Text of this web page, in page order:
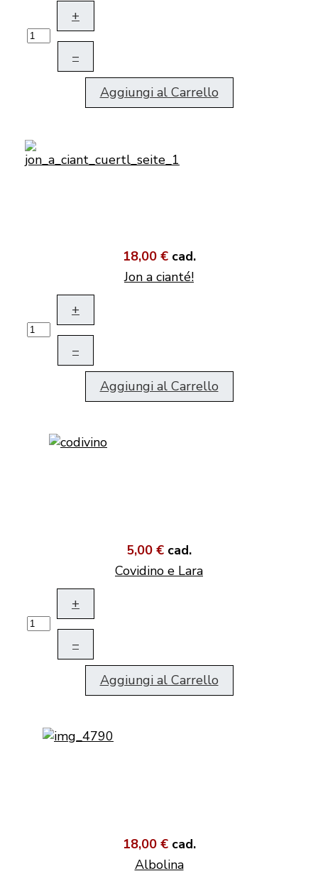
+
–
Aggiungi al Carrello
18,00 € cad.
Jon a cianté!
+
–
Aggiungi al Carrello
5,00 € cad.
Covidino e Lara
+
–
Aggiungi al Carrello
18,00 € cad.
Albolina